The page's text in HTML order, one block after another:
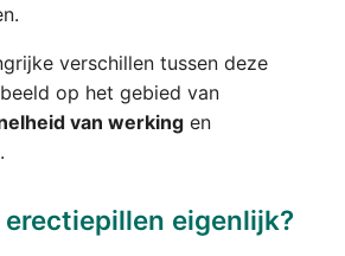
verschillen tussen deze
op het gebied van
van werking en
.
eigenlijk?